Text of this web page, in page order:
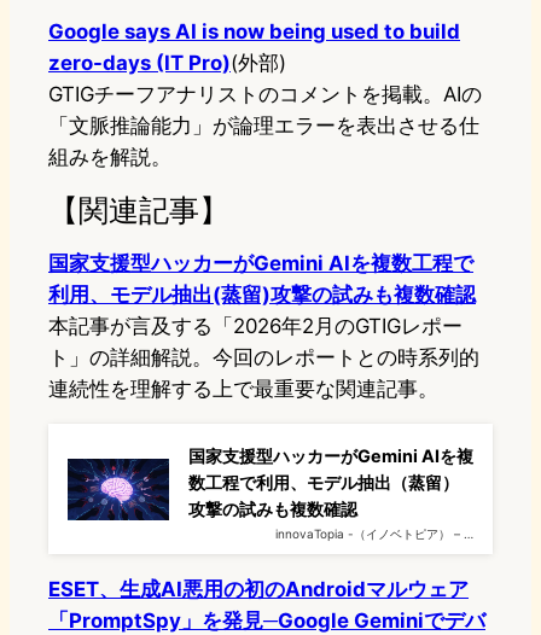
Google says AI is now being used to build
zero-days (IT Pro)(外部)
GTIGチーフアナリストのコメントを掲載。AIの
「文脈推論能力」が論理エラーを表出させる仕
組みを解説。
【関連記事】
国家支援型ハッカーがGemini AIを複数工程で
利用、モデル抽出(蒸留)攻撃の試みも複数確認
本記事が言及する「2026年2月のGTIGレポー
ト」の詳細解説。今回のレポートとの時系列的
連続性を理解する上で最重要な関連記事。
国家支援型ハッカーがGemini AIを複
数工程で利用、モデル抽出（蒸留）
攻撃の試みも複数確認
innovaTopia -（イノベトピア） – …
ESET、生成AI悪用の初のAndroidマルウェア
「PromptSpy」を発見─Google Geminiでデバ